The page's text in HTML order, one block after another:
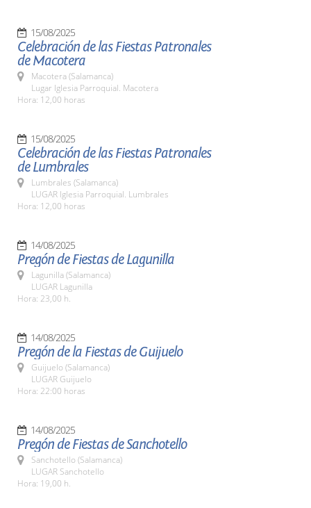
15/08/2025
Celebración de las Fiestas Patronales
de Macotera
Macotera (Salamanca)
Lugar Iglesia Parroquial. Macotera
Hora: 12,00 horas
15/08/2025
Celebración de las Fiestas Patronales
de Lumbrales
Lumbrales (Salamanca)
LUGAR Iglesia Parroquial. Lumbrales
Hora: 12,00 horas
14/08/2025
Pregón de Fiestas de Lagunilla
Lagunilla (Salamanca)
LUGAR Lagunilla
Hora: 23,00 h.
14/08/2025
Pregón de la Fiestas de Guijuelo
Guijuelo (Salamanca)
LUGAR Guijuelo
Hora: 22:00 horas
14/08/2025
Pregón de Fiestas de Sanchotello
Sanchotello (Salamanca)
LUGAR Sanchotello
Hora: 19,00 h.